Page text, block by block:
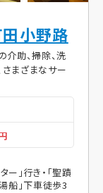
小野路
介助、掃除、洗
まざまなサー
」行き・「聖蹟
船」下車徒歩3